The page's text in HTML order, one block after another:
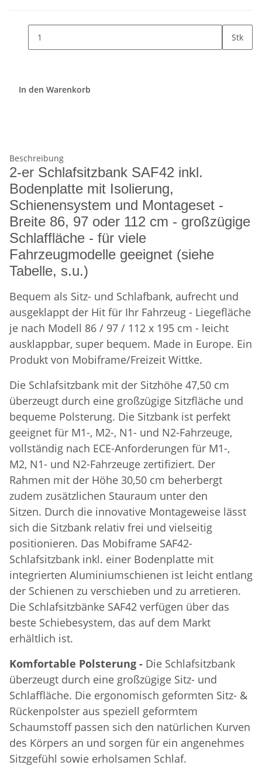
Stk
In den Warenkorb
Beschreibung
2-er Schlafsitzbank SAF42 inkl.
Bodenplatte mit Isolierung,
Schienensystem und Montageset -
Breite 86, 97 oder 112 cm - großzügige
Schlaffläche - für viele
Fahrzeugmodelle geeignet (siehe
Tabelle, s.u.)
Bequem als Sitz- und Schlafbank, aufrecht und
ausgeklappt der Hit für Ihr Fahrzeug - Liegefläche
je nach Modell 86 / 97 / 112 x 195 cm - leicht
ausklappbar, super bequem. Made in Europe. Ein
Produkt von Mobiframe/Freizeit Wittke.
Die Schlafsitzbank mit der Sitzhöhe 47,50 cm
überzeugt durch eine großzügige Sitzfläche und
bequeme Polsterung. Die Sitzbank ist perfekt
geeignet für M1-, M2-, N1- und N2-Fahrzeuge,
vollständig nach ECE-Anforderungen für M1-,
M2, N1- und N2-Fahrzeuge zertifiziert. Der
Rahmen mit der Höhe 30,50 cm beherbergt
zudem zusätzlichen Stauraum unter den
Sitzen. Durch die innovative Montageweise lässt
sich die Sitzbank relativ frei und vielseitig
positionieren. Das Mobiframe SAF42-
Schlafsitzbank inkl. einer Bodenplatte mit
integrierten Aluminiumschienen ist leicht entlang
der Schienen zu verschieben und zu arretieren.
Die Schlafsitzbänke SAF42 verfügen über das
beste Schiebesystem, das auf dem Markt
erhältlich ist.
Komfortable Polsterung - Die Schlafsitzbank
überzeugt durch eine großzügige Sitz- und
Schlaffläche. Die ergonomisch geformten Sitz- &
Rückenpolster aus speziell geformtem
Schaumstoff passen sich den natürlichen Kurven
des Körpers an und sorgen für ein angenehmes
Sitzgefühl sowie erholsamen Schlaf.